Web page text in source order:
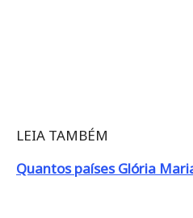
LEIA TAMBÉM
Quantos países Glória